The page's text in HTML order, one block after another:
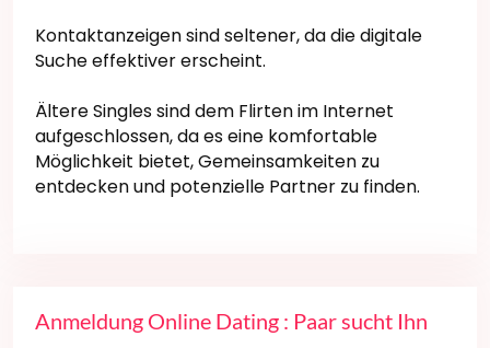
Kontaktanzeigen sind seltener, da die digitale
Suche effektiver erscheint.
Ältere Singles sind dem Flirten im Internet
aufgeschlossen, da es eine komfortable
Möglichkeit bietet, Gemeinsamkeiten zu
entdecken und potenzielle Partner zu finden.
Anmeldung Online Dating : Paar sucht Ihn